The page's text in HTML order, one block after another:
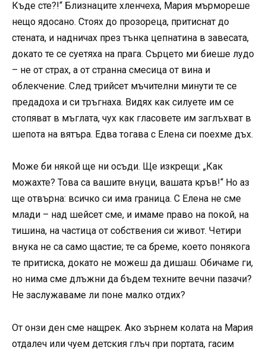
Къде сте?!“ Близнаците хленчеха, Мария мърмореше
нещо ядосано. Стоях до прозореца, притиснат до
стената, и надничах през тънка цепнатина в завесата,
докато те се суетяха на прага. Сърцето ми биеше лудо
– не от страх, а от странна смесица от вина и
облекчение. След трийсет мъчителни минути те се
предадоха и си тръгнаха. Видях как силуете им се
стопяват в мъглата, чух как гласовете им заглъхват в
шепота на вятъра. Едва тогава с Елена си поехме дъх.
Може би някой ще ни осъди. Ще изкрещи: „Как
можахте? Това са вашите внуци, вашата кръв!“ Но аз
ще отвърна: всичко си има граница. С Елена не сме
млади – над шейсет сме, и имаме право на покой, на
тишина, на частица от собствения си живот. Четири
внука не са само щастие; те са бреме, което понякога
те притиска, докато не можеш да дишаш. Обичаме ги,
но нима сме длъжни да бъдем техните вечни пазачи?
Не заслужаваме ли поне малко отдих?
От онзи ден сме нащрек. Ако зърнем колата на Мария
отдалеч или чуем детския глъч при портата, гасим